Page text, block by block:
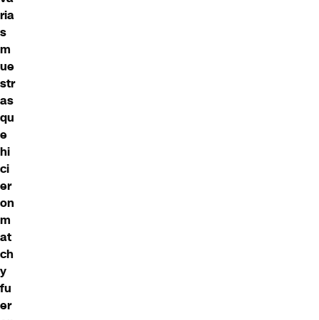
ria
s
m
ue
str
as
qu
e
hi
ci
er
on
m
at
ch
y
fu
er